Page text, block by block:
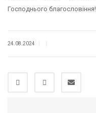
Господнього благословіння!
24.08.2024